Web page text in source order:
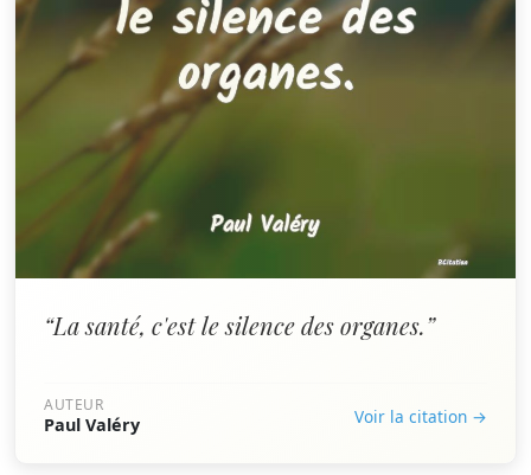
“La santé, c'est le silence des organes.”
AUTEUR
Paul Valéry Voir la citation →